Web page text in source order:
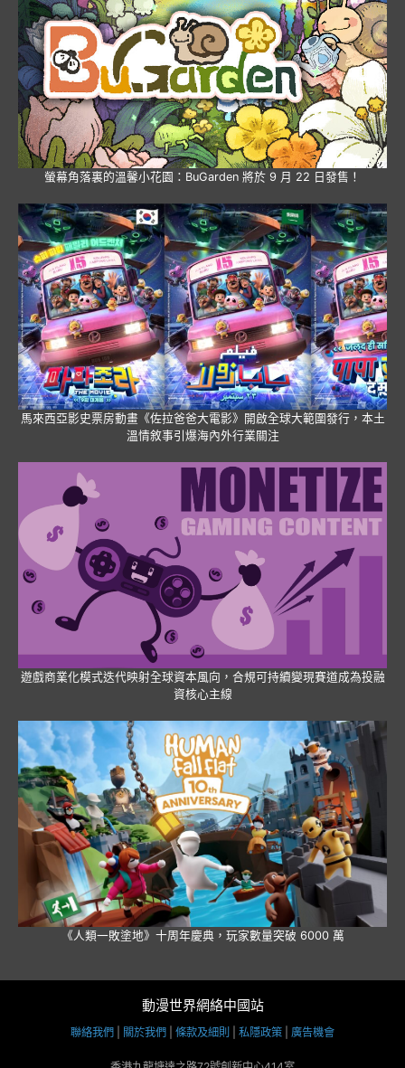
螢幕角落裏的溫馨小花園：BuGarden 將於 9 月 22 日發售！
馬來西亞影史票房動畫《佐拉爸爸大電影》開啟全球大範圍發行，本土
溫情敘事引爆海內外行業關注
遊戲商業化模式迭代映射全球資本風向，合規可持續變現賽道成為投融
資核心主線
《人類一敗塗地》十周年慶典，玩家數量突破 6000 萬
動漫世界網絡中國站
聯絡我們 關於我們 條款及細則 私隱政策 廣告機會